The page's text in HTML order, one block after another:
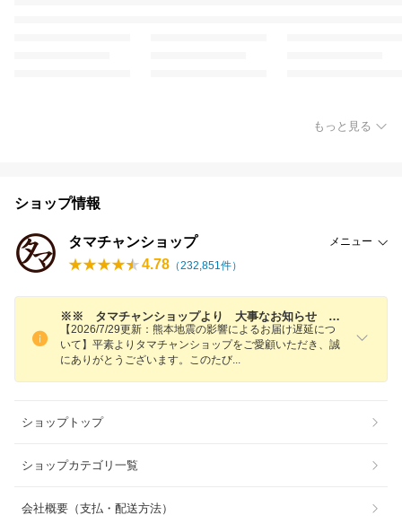
もっと見る
ショップ情報
タマチャンショップ メニュー
4.78 （232,851件）
※※ タマチャンショップより 大事なお知らせ ※※
【2026/7/29更新：熊本地震の影響によるお届け遅延につ
いて】平素よりタマチャンショップをご愛顧いただき、誠
にありがとうございます。このたび
ショップトップ
ショップカテゴリ一覧
会社概要（支払・配送方法）